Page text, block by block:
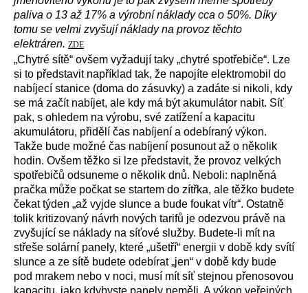
paliva o 13 až 17% a výrobní náklady cca o 50%. Díky
tomu se velmi zvyšují náklady na provoz těchto
elektráren. ZDE
„Chytré sítě“ ovšem vyžadují taky „chytré spotřebiče“. Lze
si to představit například tak, že napojíte elektromobil do
nabíjecí stanice (doma do zásuvky) a zadáte si nikoli, kdy
se má začít nabíjet, ale kdy má být akumulátor nabit. Síť
pak, s ohledem na výrobu, své zatížení a kapacitu
akumulátoru, přidělí čas nabíjení a odebíraný výkon.
Takže bude možné čas nabíjení posunout až o několik
hodin. Ovšem těžko si lze představit, že provoz velkých
spotřebičů odsuneme o několik dnů. Neboli: naplněná
pračka může počkat se startem do zítřka, ale těžko budete
čekat týden „až vyjde slunce a bude foukat vítr“. Ostatně
tolik kritizovaný návrh nových tarifů je odezvou právě na
zvyšující se náklady na síťové služby. Budete-li mít na
střeše solární panely, které „ušetří“ energii v době kdy svítí
slunce a ze sítě budete odebírat „jen“ v době kdy bude
pod mrakem nebo v noci, musí mít síť stejnou přenosovou